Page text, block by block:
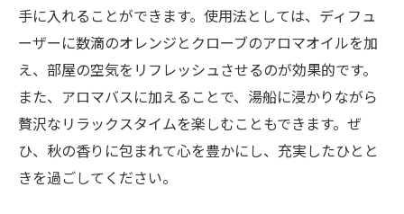
手に入れることができます。使用法としては、ディフュ
ーザーに数滴のオレンジとクローブのアロマオイルを加
え、部屋の空気をリフレッシュさせるのが効果的です。
また、アロマバスに加えることで、湯船に浸かりながら
贅沢なリラックスタイムを楽しむこともできます。ぜ
ひ、秋の香りに包まれて心を豊かにし、充実したひとと
きを過ごしてください。